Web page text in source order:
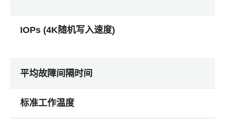
IOPs (4K随机写入速度)
平均故障间隔时间
标准工作温度